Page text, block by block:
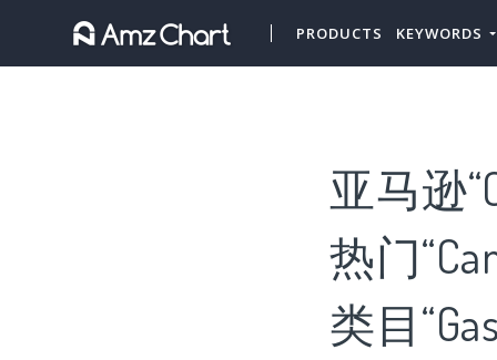
PRODUCTS KEYWORDS
亚马逊
热门
类目